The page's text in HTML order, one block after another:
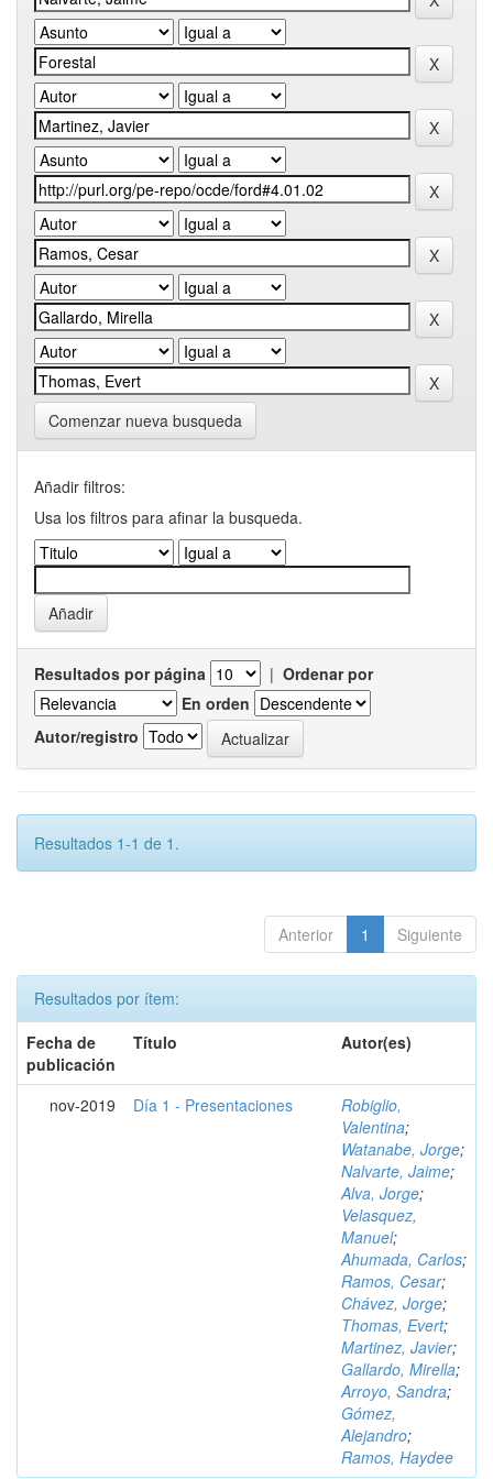
Comenzar nueva busqueda
Añadir filtros:
Usa los filtros para afinar la busqueda.
Resultados por página | Ordenar por
En orden
Autor/registro
Resultados 1-1 de 1.
Anterior 1 Siguiente
Resultados por ítem:
Fecha de
publicación
Título Autor(es)
nov-2019 Día 1 - Presentaciones
Robiglio,
Valentina;
Watanabe, Jorge;
Nalvarte, Jaime;
Alva, Jorge;
Velasquez,
Manuel;
Ahumada, Carlos;
Ramos, Cesar;
Chávez, Jorge;
Thomas, Evert;
Martinez, Javier;
Gallardo, Mirella;
Arroyo, Sandra;
Gómez,
Alejandro;
Ramos, Haydee